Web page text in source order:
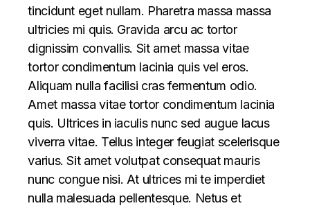
tincidunt eget nullam. Pharetra massa massa
ultricies mi quis. Gravida arcu ac tortor
dignissim convallis. Sit amet massa vitae
tortor condimentum lacinia quis vel eros.
Aliquam nulla facilisi cras fermentum odio.
Amet massa vitae tortor condimentum lacinia
quis. Ultrices in iaculis nunc sed augue lacus
viverra vitae. Tellus integer feugiat scelerisque
varius. Sit amet volutpat consequat mauris
nunc congue nisi. At ultrices mi te imperdiet
nulla malesuada pellentesque. Netus et